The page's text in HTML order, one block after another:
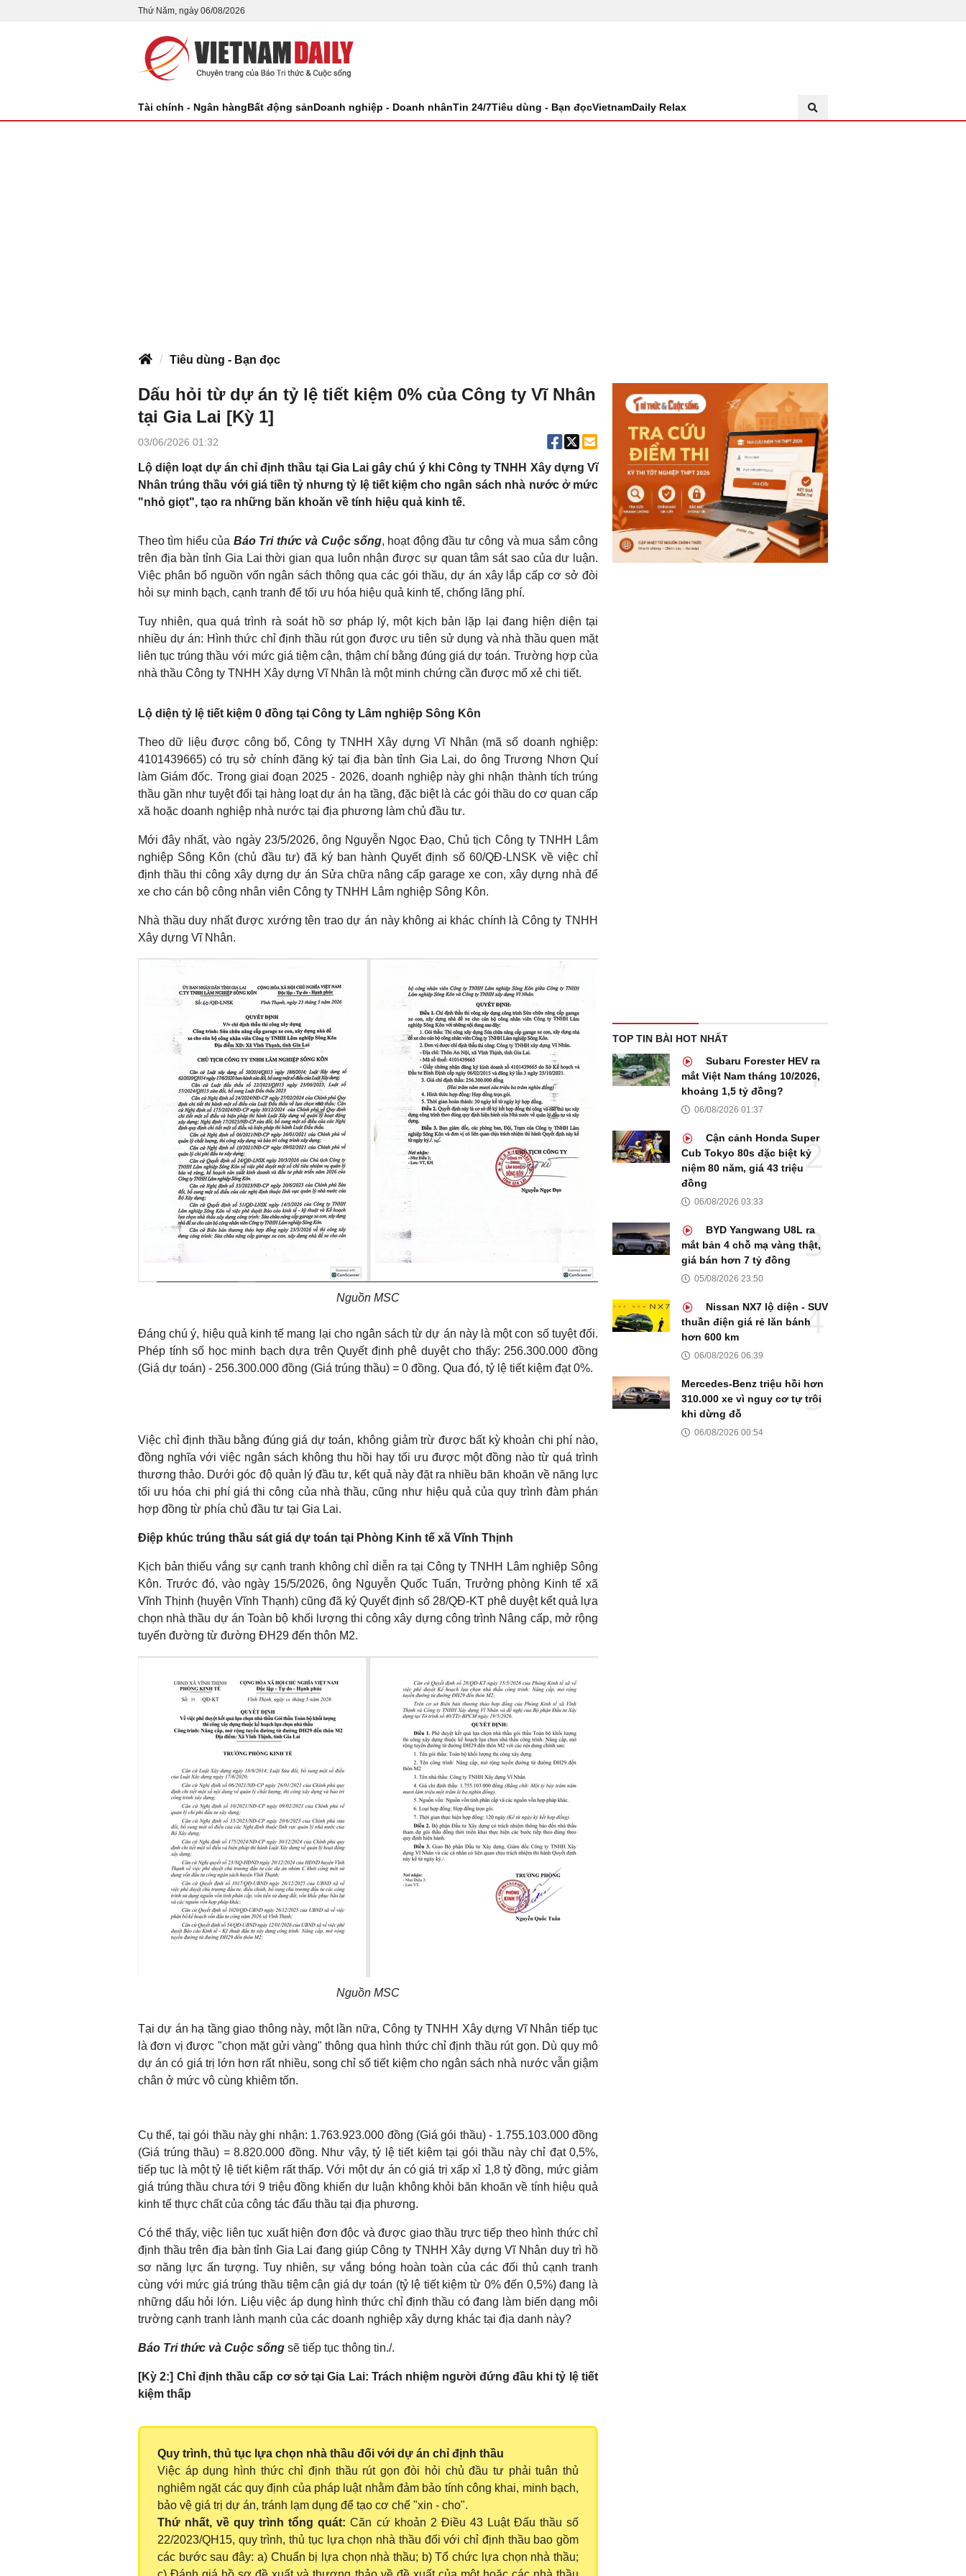
Thứ Năm, ngày 06/08/2026
Tài chính - Ngân hàngBất động sảnDoanh nghiệp - Doanh nhânTin 24/7Tiêu dùng - Bạn đọcVietnamDaily Relax
Tiêu dùng - Bạn đọc
Dấu hỏi từ dự án tỷ lệ tiết kiệm 0% của Công ty Vĩ Nhân
tại Gia Lai [Kỳ 1]
03/06/2026 01:32
Lộ diện loạt dự án chỉ định thầu tại Gia Lai gây chú ý khi Công ty TNHH Xây dựng Vĩ
Nhân trúng thầu với giá tiền tỷ nhưng tỷ lệ tiết kiệm cho ngân sách nhà nước ở mức
"nhỏ giọt", tạo ra những băn khoăn về tính hiệu quả kinh tế.
Theo tìm hiểu của Báo Tri thức và Cuộc sống, hoạt động đầu tư công và mua sắm công
trên địa bàn tỉnh Gia Lai thời gian qua luôn nhận được sự quan tâm sát sao của dư luận.
Việc phân bổ nguồn vốn ngân sách thông qua các gói thầu, dự án xây lắp cấp cơ sở đòi
hỏi sự minh bạch, cạnh tranh để tối ưu hóa hiệu quả kinh tế, chống lãng phí.
Tuy nhiên, qua quá trình rà soát hồ sơ pháp lý, một kịch bản lặp lại đang hiện diện tại
nhiều dự án: Hình thức chỉ định thầu rút gọn được ưu tiên sử dụng và nhà thầu quen mặt
liên tục trúng thầu với mức giá tiệm cận, thậm chí bằng đúng giá dự toán. Trường hợp của
nhà thầu Công ty TNHH Xây dựng Vĩ Nhân là một minh chứng cần được mổ xẻ chi tiết.
Lộ diện tỷ lệ tiết kiệm 0 đồng tại Công ty Lâm nghiệp Sông Kôn
Theo dữ liệu được công bố, Công ty TNHH Xây dựng Vĩ Nhân (mã số doanh nghiệp:
4101439665) có trụ sở chính đăng ký tại địa bàn tỉnh Gia Lai, do ông Trương Nhơn Quí
làm Giám đốc. Trong giai đoạn 2025 - 2026, doanh nghiệp này ghi nhận thành tích trúng
thầu gần như tuyệt đối tại hàng loạt dự án hạ tầng, đặc biệt là các gói thầu do cơ quan cấp
xã hoặc doanh nghiệp nhà nước tại địa phương làm chủ đầu tư.
Mới đây nhất, vào ngày 23/5/2026, ông Nguyễn Ngọc Đạo, Chủ tịch Công ty TNHH Lâm
nghiệp Sông Kôn (chủ đầu tư) đã ký ban hành Quyết định số 60/QĐ-LNSK về việc chỉ
định thầu thi công xây dựng dự án Sửa chữa nâng cấp garage xe con, xây dựng nhà để
xe cho cán bộ công nhân viên Công ty TNHH Lâm nghiệp Sông Kôn.
Nhà thầu duy nhất được xướng tên trao dự án này không ai khác chính là Công ty TNHH
Xây dựng Vĩ Nhân.
Nguồn MSC
Đáng chú ý, hiệu quả kinh tế mang lại cho ngân sách từ dự án này là một con số tuyệt đối.
Phép tính số học minh bạch dựa trên Quyết định phê duyệt cho thấy: 256.300.000 đồng
(Giá dự toán) - 256.300.000 đồng (Giá trúng thầu) = 0 đồng. Qua đó, tỷ lệ tiết kiệm đạt 0%.
Việc chỉ định thầu bằng đúng giá dự toán, không giảm trừ được bất kỳ khoản chi phí nào,
đồng nghĩa với việc ngân sách không thu hồi hay tối ưu được một đồng nào từ quá trình
thương thảo. Dưới góc độ quản lý đầu tư, kết quả này đặt ra nhiều băn khoăn về năng lực
tối ưu hóa chi phí giá thi công của nhà thầu, cũng như hiệu quả của quy trình đàm phán
hợp đồng từ phía chủ đầu tư tại Gia Lai.
Điệp khúc trúng thầu sát giá dự toán tại Phòng Kinh tế xã Vĩnh Thịnh
Kịch bản thiếu vắng sự cạnh tranh không chỉ diễn ra tại Công ty TNHH Lâm nghiệp Sông
Kôn. Trước đó, vào ngày 15/5/2026, ông Nguyễn Quốc Tuấn, Trưởng phòng Kinh tế xã
Vĩnh Thịnh (huyện Vĩnh Thạnh) cũng đã ký Quyết định số 28/QĐ-KT phê duyệt kết quả lựa
chọn nhà thầu dự án Toàn bộ khối lượng thi công xây dựng công trình Nâng cấp, mở rộng
tuyến đường từ đường ĐH29 đến thôn M2.
Nguồn MSC
Tại dự án hạ tầng giao thông này, một lần nữa, Công ty TNHH Xây dựng Vĩ Nhân tiếp tục
là đơn vị được "chọn mặt gửi vàng" thông qua hình thức chỉ định thầu rút gọn. Dù quy mô
dự án có giá trị lớn hơn rất nhiều, song chỉ số tiết kiệm cho ngân sách nhà nước vẫn giậm
chân ở mức vô cùng khiêm tốn.
Cụ thể, tại gói thầu này ghi nhận: 1.763.923.000 đồng (Giá gói thầu) - 1.755.103.000 đồng
(Giá trúng thầu) = 8.820.000 đồng. Như vậy, tỷ lệ tiết kiệm tại gói thầu này chỉ đạt 0,5%,
tiếp tục là một tỷ lệ tiết kiệm rất thấp. Với một dự án có giá trị xấp xỉ 1,8 tỷ đồng, mức giảm
giá trúng thầu chưa tới 9 triệu đồng khiến dư luận không khỏi băn khoăn về tính hiệu quả
kinh tế thực chất của công tác đấu thầu tại địa phương.
Có thể thấy, việc liên tục xuất hiện đơn độc và được giao thầu trực tiếp theo hình thức chỉ
định thầu trên địa bàn tỉnh Gia Lai đang giúp Công ty TNHH Xây dựng Vĩ Nhân duy trì hồ
sơ năng lực ấn tượng. Tuy nhiên, sự vắng bóng hoàn toàn của các đối thủ cạnh tranh
cùng với mức giá trúng thầu tiệm cận giá dự toán (tỷ lệ tiết kiệm từ 0% đến 0,5%) đang là
những dấu hỏi lớn. Liệu việc áp dụng hình thức chỉ định thầu có đang làm biến dạng môi
trường cạnh tranh lành mạnh của các doanh nghiệp xây dựng khác tại địa danh này?
Báo Tri thức và Cuộc sống sẽ tiếp tục thông tin./.
[Kỳ 2:] Chỉ định thầu cấp cơ sở tại Gia Lai: Trách nhiệm người đứng đầu khi tỷ lệ tiết
kiệm thấp
Quy trình, thủ tục lựa chọn nhà thầu đối với dự án chỉ định thầu
Việc áp dụng hình thức chỉ định thầu rút gọn đòi hỏi chủ đầu tư phải tuân thủ
nghiêm ngặt các quy định của pháp luật nhằm đảm bảo tính công khai, minh bạch,
bảo vệ giá trị dự án, tránh lạm dụng để tạo cơ chế "xin - cho".
Thứ nhất, về quy trình tổng quát: Căn cứ khoản 2 Điều 43 Luật Đấu thầu số
22/2023/QH15, quy trình, thủ tục lựa chọn nhà thầu đối với chỉ định thầu bao gồm
các bước sau đây: a) Chuẩn bị lựa chọn nhà thầu; b) Tổ chức lựa chọn nhà thầu;
TOP TIN BÀI HOT NHẤT
Subaru Forester HEV ra
mắt Việt Nam tháng 10/2026,
khoảng 1,5 tỷ đồng?
06/08/2026 01:37
Cận cảnh Honda Super
Cub Tokyo 80s đặc biệt kỷ
niệm 80 năm, giá 43 triệu
đồng
06/08/2026 03:33
BYD Yangwang U8L ra
mắt bản 4 chỗ mạ vàng thật,
giá bán hơn 7 tỷ đồng
05/08/2026 23:50
Nissan NX7 lộ diện - SUV
thuần điện giá rẻ lăn bánh
hơn 600 km
06/08/2026 06:39
Mercedes-Benz triệu hồi hơn
310.000 xe vì nguy cơ tự trôi
khi dừng đỗ
06/08/2026 00:54